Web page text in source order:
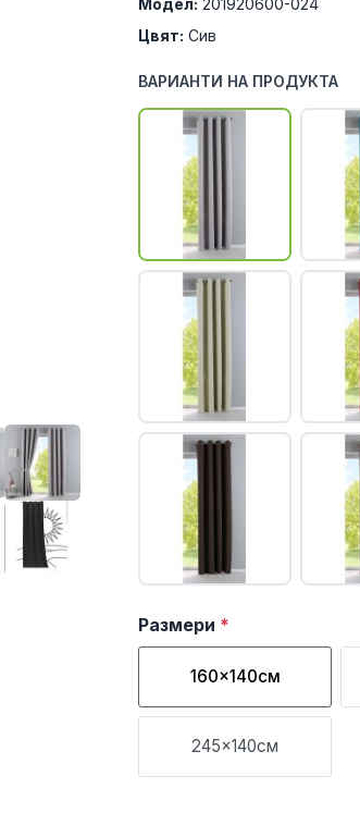
Модел: 201920600-024
Цвят: Сив
ВАРИАНТИ НА ПРОДУКТА
Размери *
160x140см
245x140см